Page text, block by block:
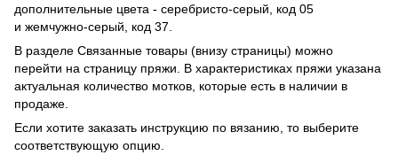
дополнительные цвета - серебристо-серый, код 05
и жемчужно-серый, код 37.
В разделе Связанные товары (внизу страницы) можно
перейти на страницу пряжи. В характеристиках пряжи указана
актуальная количество мотков, которые есть в наличии в
продаже.
Если хотите заказать инструкцию по вязанию, то выберите
соответствующую опцию.